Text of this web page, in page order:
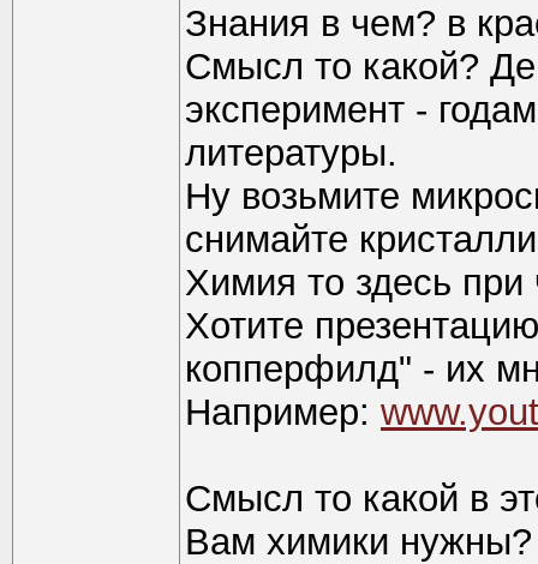
Знания в чем? в
Смысл то какой?
эксперимент -
литературы.
Ну возьмите
снимайте
Химия то здесь при
Хотите
копперфилд" - их
Например:
Смысл то какой в
Вам химики